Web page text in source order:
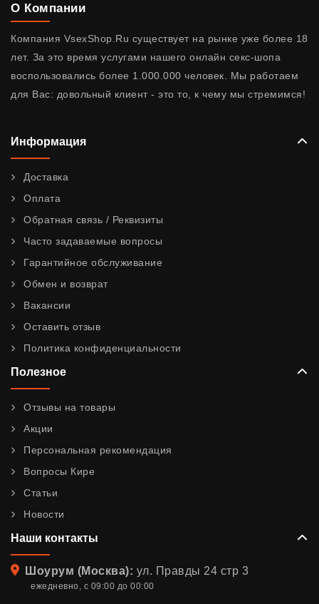
О Компании
Компания VsexShop.Ru существует на рынке уже более 18
лет. За это время услугами нашего онлайн секс-шопа
воспользовались более 1.000.000 человек. Мы работаем
для Вас: довольный клиент - это то, к чему мы стремимся!
Информация
Доставка
Оплата
Обратная связь / Реквизиты
Часто задаваемые вопросы
Гарантийное обслуживание
Обмен и возврат
Вакансии
Оставить отзыв
Политика конфиденциальности
Полезное
Отзывы на товары
Акции
Персональная рекомендация
Вопросы Кире
Статьи
Новости
Наши контакты
Адрес
Шоурум (Москва): ул. Правды 24 стр 3
ежедневно, с 09:00 до 00:00